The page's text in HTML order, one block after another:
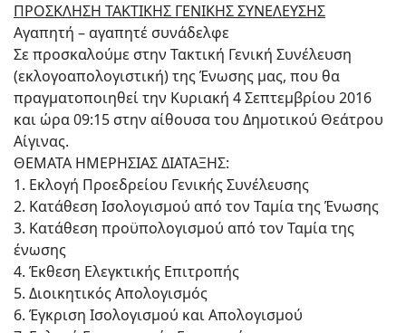
ΠΡΟΣΚΛΗΣΗ ΤΑΚΤΙΚΗΣ ΓΕΝΙΚΗΣ ΣΥΝΕΛΕΥΣΗΣ
Αγαπητή – αγαπητέ συνάδελφε
Σε προσκαλούμε στην Τακτική Γενική Συνέλευση
(εκλογοαπολογιστική) της Ένωσης μας, που θα
πραγματοποιηθεί την Κυριακή 4 Σεπτεμβρίου 2016
και ώρα 09:15 στην αίθουσα του Δημοτικού Θεάτρου
Αίγινας.
ΘΕΜΑΤΑ ΗΜΕΡΗΣΙΑΣ ΔΙΑΤΑΞΗΣ:
1. Εκλογή Προεδρείου Γενικής Συνέλευσης
2. Κατάθεση Ισολογισμού από τον Ταμία της Ένωσης
3. Κατάθεση προϋπολογισμού από τον Ταμία της
ένωσης
4. Έκθεση Ελεγκτικής Επιτροπής
5. Διοικητικός Απολογισμός
6. Έγκριση Ισολογισμού και Απολογισμού